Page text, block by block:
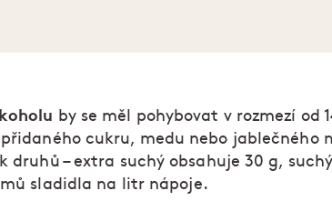
by se měl pohybovat v rozmezí od
přidaného cukru, medu nebo jablečného
druhů – extra suchý obsahuje 30 g,
sladidla na litr nápoje.